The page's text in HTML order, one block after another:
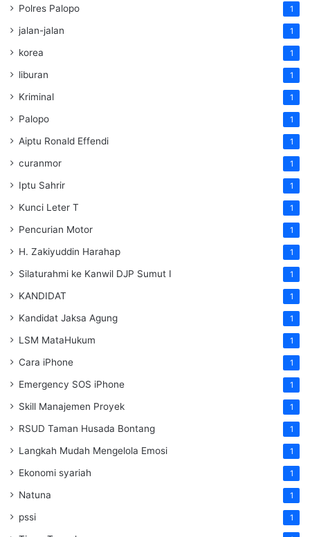
Polres Palopo 1
jalan-jalan 1
korea 1
liburan 1
Kriminal 1
Palopo 1
Aiptu Ronald Effendi 1
curanmor 1
Iptu Sahrir 1
Kunci Leter T 1
Pencurian Motor 1
H. Zakiyuddin Harahap 1
Silaturahmi ke Kanwil DJP Sumut I 1
KANDIDAT 1
Kandidat Jaksa Agung 1
LSM MataHukum 1
Cara iPhone 1
Emergency SOS iPhone 1
Skill Manajemen Proyek 1
RSUD Taman Husada Bontang 1
Langkah Mudah Mengelola Emosi 1
Ekonomi syariah 1
Natuna 1
pssi 1